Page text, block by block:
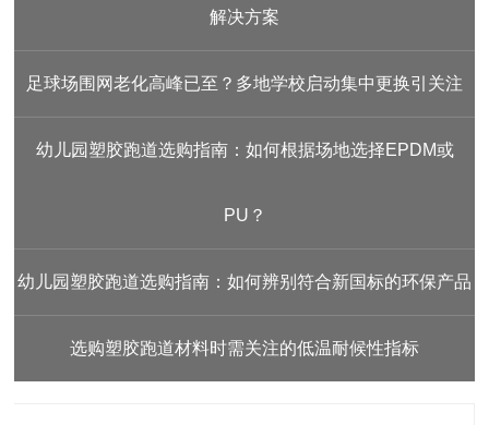
解决方案
足球场围网老化高峰已至？多地学校启动集中更换引关注
幼儿园塑胶跑道选购指南：如何根据场地选择EPDM或
PU？
幼儿园塑胶跑道选购指南：如何辨别符合新国标的环保产品
选购塑胶跑道材料时需关注的低温耐候性指标